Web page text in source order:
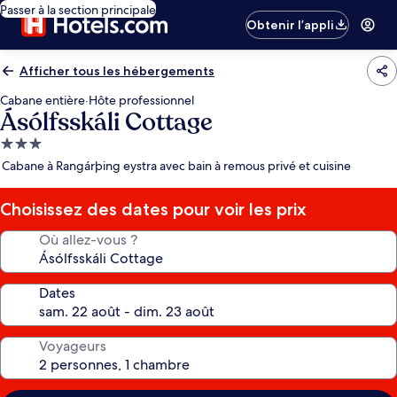
Passer à la section principale
Obtenir l’appli
Afficher tous les hébergements
Cabane entière·Hôte professionnel
Ásólfsskáli Cottage
Hébergement
3.0 étoiles
Cabane à Rangárþing eystra avec bain à remous privé et cuisine
Choisissez des dates pour voir les prix
Où allez-vous ?
Dates
Voyageurs